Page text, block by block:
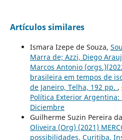
Artículos similares
Ismara Izepe de Souza,
Marra de; Azzi, Diego
Marcos Antonio
brasileira em tempos de
de Janeiro, Telha, 192 pp. ,
Política Exterior Argentina:
Diciembre
Guilherme Suzin Pereira
Oliveira (Org) (2021)
possibilidades, Curitiba,